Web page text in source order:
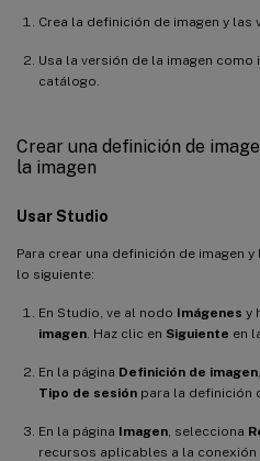
Crea la definición de imagen y las
Usa la versión de la imagen
catálogo.
Crear una definición de
la imagen
Usar Studio
Para crear una definición de imagen
lo siguiente:
En Studio, ve al nodo Imágenes y
imagen . Haz clic en Siguiente en
En la página Definición de imagen
Tipo de sesión para la definición
En la página Imagen , selecciona
recursos aplicables a la conexión